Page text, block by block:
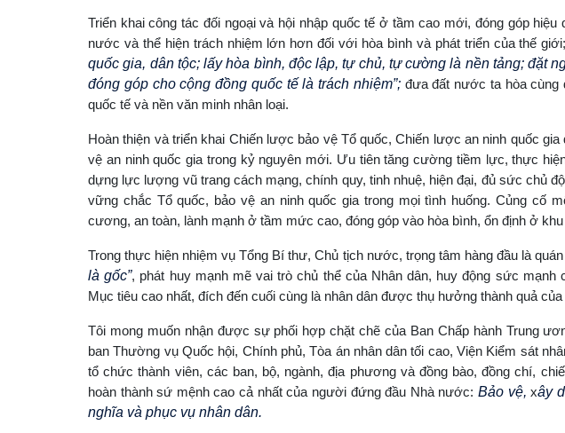
Triển khai công tác đối ngoại và hội nhập quốc tế ở tầm cao mới, đóng góp
nước và thể hiện trách nhiệm lớn hơn đối với hòa bình và phát triển của thế
quốc gia, dân tộc; lấy hòa bình, độc lập, tự chủ, tự cường là nền tảng; đặt
đóng góp cho cộng đồng quốc tế là trách nhiệm”; đưa đất nước ta hòa cùng
quốc tế và nền văn minh nhân loại.
Hoàn thiện và triển khai Chiến lược bảo vệ Tổ quốc, Chiến lược an ninh quốc
vệ an ninh quốc gia trong kỷ nguyên mới. Ưu tiên tăng cường tiềm lực, thực
dựng lực lượng vũ trang cách mạng, chính quy, tinh nhuệ, hiện đại, đủ sức chủ
vững chắc Tổ quốc, bảo vệ an ninh quốc gia trong mọi tình huống. Củng cố
cương, an toàn, lành mạnh ở tầm mức cao, đóng góp vào hòa bình, ổn định ở
Trong thực hiện nhiệm vụ Tổng Bí thư, Chủ tịch nước, trọng tâm hàng đầu là
là gốc”, phát huy mạnh mẽ vai trò chủ thể của Nhân dân, huy động sức mạnh
Mục tiêu cao nhất, đích đến cuối cùng là nhân dân được thụ hưởng thành quả của
Tôi mong muốn nhận được sự phối hợp chặt chẽ của Ban Chấp hành Trung
ban Thường vụ Quốc hội, Chính phủ, Tòa án nhân dân tối cao, Viện Kiểm sát
tổ chức thành viên, các ban, bộ, ngành, địa phương và đồng bào, đồng chí,
hoàn thành sứ mệnh cao cả nhất của người đứng đầu Nhà nước:Bảo vệ, xây
nghĩa và phục vụ nhân dân.